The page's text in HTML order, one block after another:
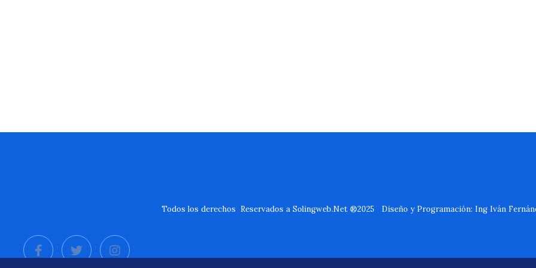
Todos los derechos Reservados a Solingweb.Net ®2025 Diseño y Programación: Ing Iván